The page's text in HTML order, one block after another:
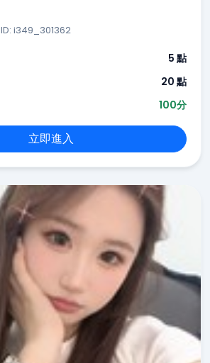
ID: i349_301362
5 點
20 點
100分
立即進入